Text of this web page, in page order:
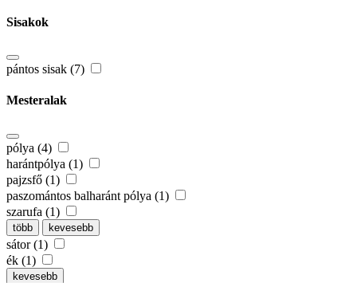
Sisakok
pántos sisak (7)
Mesteralak
pólya (4)
harántpólya (1)
pajzsfő (1)
paszomántos balharánt pólya (1)
szarufa (1)
több kevesebb
sátor (1)
ék (1)
kevesebb